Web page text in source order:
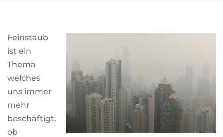
Feinstaub
ist ein
Thema
welches
uns immer
mehr
beschäftigt,
ob